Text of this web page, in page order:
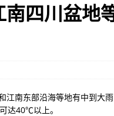
四川盆地
江南东部沿海等地有中到大
达40℃以上。